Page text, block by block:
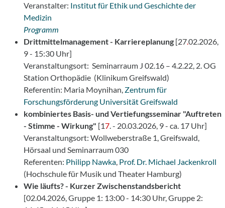
Veranstalter: Institut für Ethik und Geschichte der
Medizin
Programm
Drittmittelmanagement - Karriereplanung [27.02.2026,
9 - 15:30 Uhr]
Veranstaltungsort: Seminarraum J 02.16 – 4.2.22, 2. OG
Station Orthopädie (Klinikum Greifswald)
Referentin: Maria Moynihan, Zentrum für
Forschungsförderung Universität Greifswald
kombiniertes Basis- und Vertiefungsseminar "Auftreten
- Stimme - Wirkung" [17. - 20.03.2026, 9 - ca. 17 Uhr]
Veranstaltungsort: Wollweberstraße 1, Greifswald,
Hörsaal und Seminarraum 030
Referenten: Philipp Nawka, Prof. Dr. Michael Jackenkroll
(Hochschule für Musik und Theater Hamburg)
Wie läufts? - Kurzer Zwischenstandsbericht
[02.04.2026, Gruppe 1: 13:00 - 14:30 Uhr, Gruppe 2: